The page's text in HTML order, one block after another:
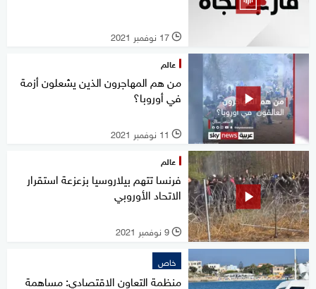
l 17 نوفمبر 2021
عالم
من هم المهاجرون الذين يشعلون أزمة
في أوروبا؟
l 11 نوفمبر 2021
عالم
فرنسا تتهم بيلاروسيا بزعزعة استقرار
الاتحاد الأوروبي
l 9 نوفمبر 2021
خاص
منظمة التعاون الاقتصادي: مساهمة